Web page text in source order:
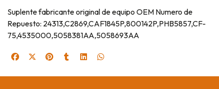
Suplente fabricante original de equipo OEM Numero de
Repuesto: 24313,C2869,CAF1845P,800142P,PHB5857,CF-
75,4535000,5058381AA,5058693AA